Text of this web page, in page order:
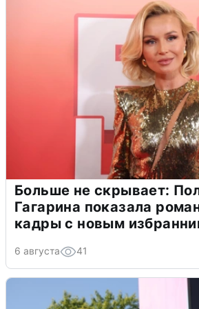
Больше не скрывает:
Гагарина показала
кадры с новым
6 августа 41